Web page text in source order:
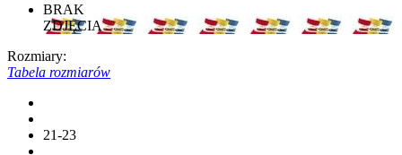
BRAK
ZDJĘCIA
Rozmiary:
Tabela rozmiarów
21-23